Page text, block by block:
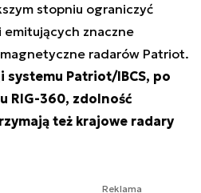
stopniu ograniczyć
znaczne
radarów Patriot.
Patriot/IBCS, po
RIG-360, zdolność
też krajowe radary
Reklama